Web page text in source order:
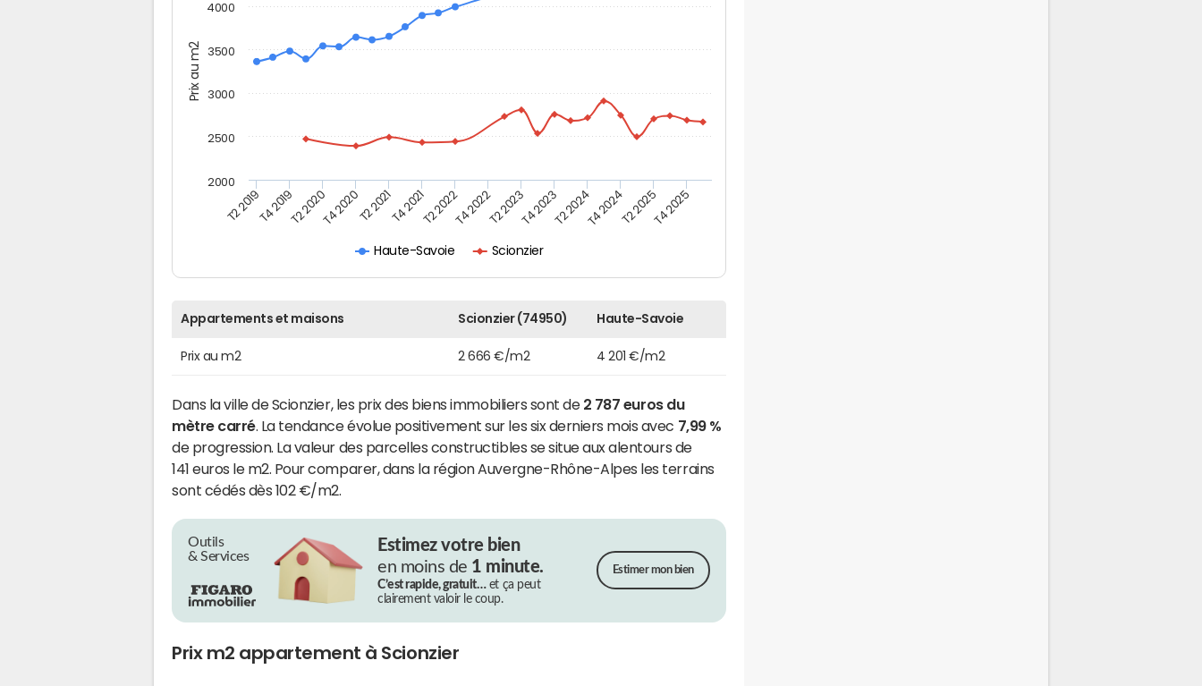
Prix au m2
Haute-Savoie Scionzier
T2 2019T4 2019T2 2020T4 2020T2 2021T4 2021T2 2022T4 2022T2 2023T4 2023T2 2024T4 2024T2 2025T4 2025
2000
2500
3000
3500
4000
Appartements et maisons Scionzier (74950) Haute-Savoie
Prix au m2 2 666 €/m2 4 201 €/m2
Dans la ville de Scionzier, les prix des biens immobiliers sont de 2 787 euros du
mètre carré. La tendance évolue positivement sur les six derniers mois avec 7,99 %
de progression. La valeur des parcelles constructibles se situe aux alentours de
141 euros le m2. Pour comparer, dans la région Auvergne-Rhône-Alpes les terrains
sont cédés dès 102 €/m2.
Outils
& Services
Estimez votre bien
en moins de 1 minute.
C’est rapide, gratuit…et ça peut
clairement valoir le coup.
Estimer mon bien
Prix m2 appartement à Scionzier